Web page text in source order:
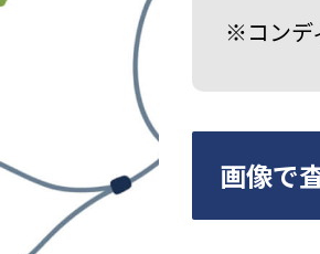
※コンデ
画像で